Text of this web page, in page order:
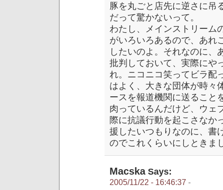
豚を丸ごと店先に逆さに吊
だって驚かないって。
わたし、メインストリーム
がいろいろあるので、あれ
したいのよ。それなのに、
批判しておいて、実際にや
れ。ニコニコ笑ってビラ配
はよく、大きな団体が時々
ースを報道機関に送ること
肉っているんだけど、ウェ
際に抗議行動を起こさなか
援したいつもりなのに、書
のでこれくらいにしときま
MacskaSays:
2005/11/22 - 16:46:37 -